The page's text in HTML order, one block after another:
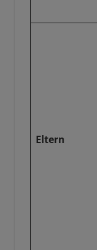
Eltern